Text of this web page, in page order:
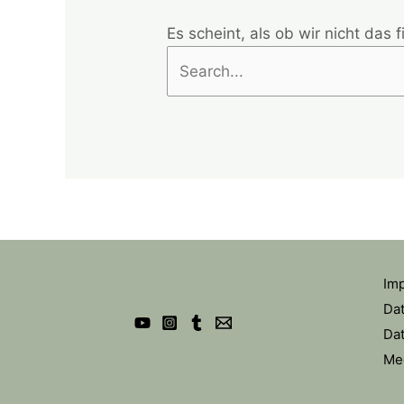
Es scheint, als ob wir nicht das